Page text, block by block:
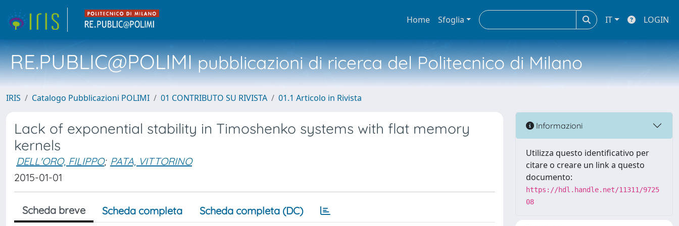
Home Sfoglia IT LOGIN
RE.PUBLIC@POLIMIpubblicazioni di ricerca del Politecnico di Milano
IRIS Catalogo Pubblicazioni POLIMI 01 CONTRIBUTO SU RIVISTA 01.1 Articolo in Rivista
Lack of exponential stability in Timoshenko systems with flat memory
kernels
DELL'ORO, FILIPPO; PATA, VITTORINO
2015-01-01
Scheda breve Scheda completa Scheda completa (DC)
Informazioni
Utilizza questo identificativo per
citare o creare un link a questo
documento:
https://hdl.handle.net/11311/9725
08